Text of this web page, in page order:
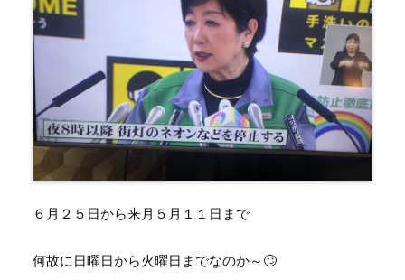
６月２５日から来月５月１１日まで
何故に日曜日から火曜日までなのか～🙄